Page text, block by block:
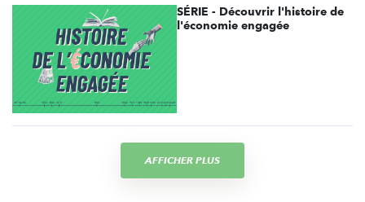
SÉRIE - Découvrir l'histoire de
l'économie engagée
AFFICHER PLUS